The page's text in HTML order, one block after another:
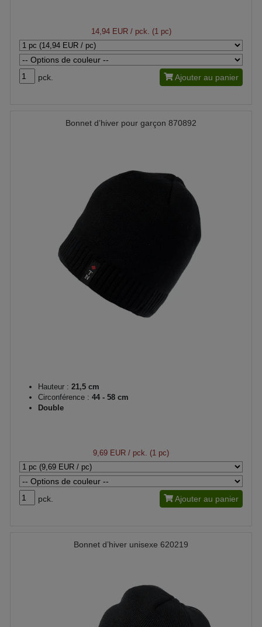
14,94 EUR/ pck. (1 pc)
pck. Ajouter au panier
Bonnet d’hiver pour garçon 870892
Hauteur : 21,5 cm
Circonférence : 44 - 58 cm
Double
9,69 EUR / pck. (1 pc)
pck. Ajouter au panier
Bonnet d’hiver unisexe 620219